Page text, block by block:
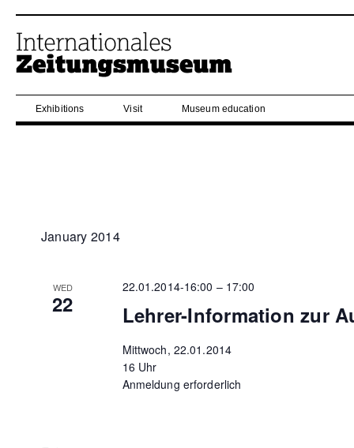
Exhibitions Visit Museum education
January 2014
WED
22 Lehrer-Information zur
22.01.2014-16:00 – 17:00
Mittwoch, 22.01.2014
16 Uhr
Anmeldung erforderlich